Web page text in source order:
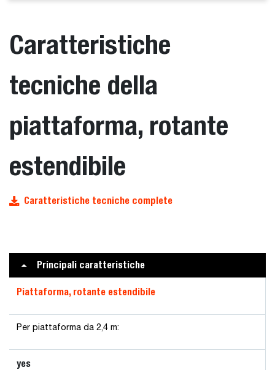
Caratteristiche
tecniche della
piattaforma, rotante
estendibile
Caratteristiche tecniche complete
Principali caratteristiche
Piattaforma, rotante estendibile
Per piattaforma da 2,4 m:
yes